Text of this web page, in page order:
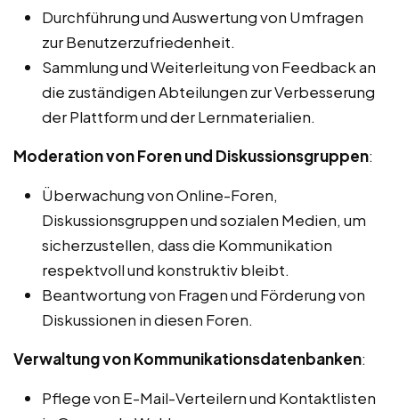
Durchführung und Auswertung von Umfragen
zur Benutzerzufriedenheit.
Sammlung und Weiterleitung von Feedback an
die zuständigen Abteilungen zur Verbesserung
der Plattform und der Lernmaterialien.
Moderation von Foren und Diskussionsgruppen:
Überwachung von Online-Foren,
Diskussionsgruppen und sozialen Medien, um
sicherzustellen, dass die Kommunikation
respektvoll und konstruktiv bleibt.
Beantwortung von Fragen und Förderung von
Diskussionen in diesen Foren.
Verwaltung von Kommunikationsdatenbanken:
Pflege von E-Mail-Verteilern und Kontaktlisten